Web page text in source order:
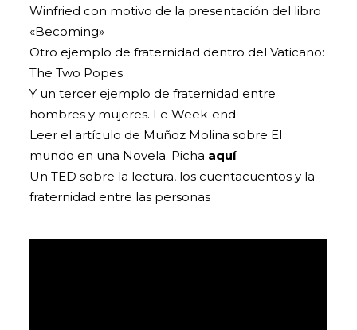
Winfried con motivo de la presentación del libro
«Becoming»
Otro ejemplo de fraternidad dentro del Vaticano:
The Two Popes
Y un tercer ejemplo de fraternidad entre
hombres y mujeres. Le Week-end
Leer el artículo de Muñoz Molina sobre El
mundo en una Novela. Picha aquí
Un TED sobre la lectura, los cuentacuentos y la
fraternidad entre las personas